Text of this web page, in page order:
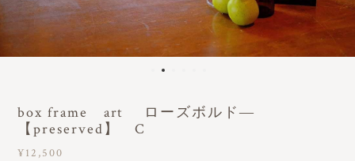
box frame art ローズボルド―
【preserved】 C
¥12,500